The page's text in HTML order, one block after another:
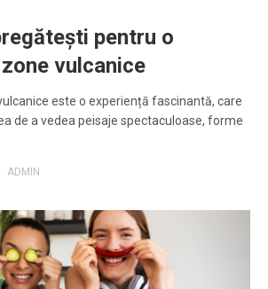
pentru o
vulcanice
este o experiență fascinantă, care
de a vedea peisaje spectaculoase, forme
ADMIN